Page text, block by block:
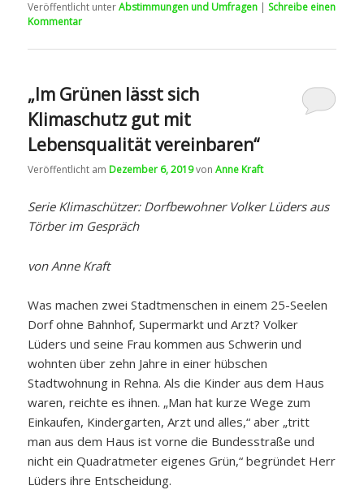
Veröffentlicht unterAbstimmungen und Umfragen | Schreibe einen
Kommentar
„Im Grünen lässt sich
Klimaschutz gut mit
Lebensqualität vereinbaren“
Veröffentlicht am Dezember 6, 2019vonAnne Kraft
Serie Klimaschützer: Dorfbewohner Volker Lüders aus
Törber im Gespräch
von Anne Kraft
Was machen zwei Stadtmenschen in einem 25-Seelen
Dorf ohne Bahnhof, Supermarkt und Arzt? Volker
Lüders und seine Frau kommen aus Schwerin und
wohnten über zehn Jahre in einer hübschen
Stadtwohnung in Rehna. Als die Kinder aus dem Haus
waren, reichte es ihnen. „Man hat kurze Wege zum
Einkaufen, Kindergarten, Arzt und alles,“ aber „tritt
man aus dem Haus ist vorne die Bundesstraße und
nicht ein Quadratmeter eigenes Grün,“ begründet Herr
Lüders ihre Entscheidung.